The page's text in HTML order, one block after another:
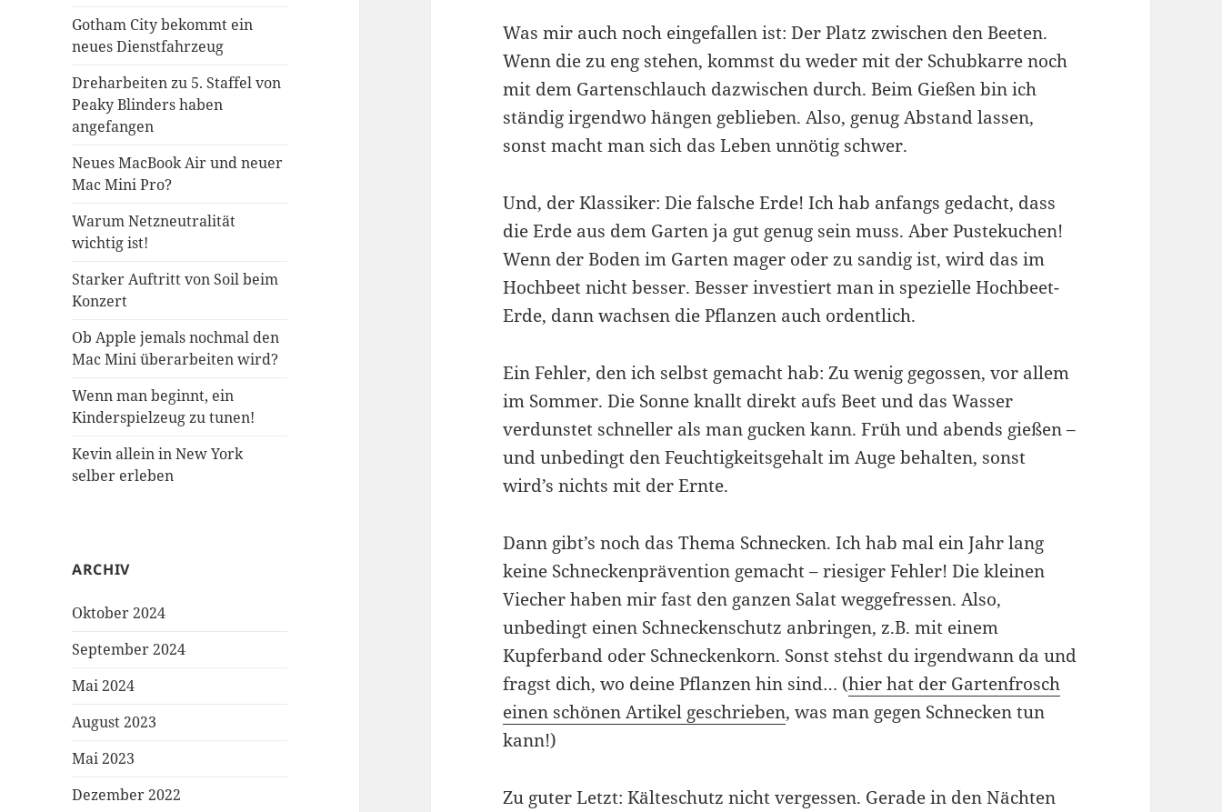
Gotham City bekommt ein
neues Dienstfahrzeug
Dreharbeiten zu 5. Staffel von
Peaky Blinders haben
angefangen
Neues MacBook Air und neuer
Mac Mini Pro?
Warum Netzneutralität
wichtig ist!
Starker Auftritt von Soil beim
Konzert
Ob Apple jemals nochmal den
Mac Mini überarbeiten wird?
Wenn man beginnt, ein
Kinderspielzeug zu tunen!
Kevin allein in New York
selber erleben
ARCHIV
Oktober 2024
September 2024
Mai 2024
August 2023
Mai 2023
Dezember 2022
Was mir auch noch eingefallen ist: Der Platz zwischen den Beeten.
Wenn die zu eng stehen, kommst du weder mit der Schubkarre noch
mit dem Gartenschlauch dazwischen durch. Beim Gießen bin ich
ständig irgendwo hängen geblieben. Also, genug Abstand lassen,
sonst macht man sich das Leben unnötig schwer.
Und, der Klassiker: Die falsche Erde! Ich hab anfangs gedacht, dass
die Erde aus dem Garten ja gut genug sein muss. Aber Pustekuchen!
Wenn der Boden im Garten mager oder zu sandig ist, wird das im
Hochbeet nicht besser. Besser investiert man in spezielle Hochbeet-
Erde, dann wachsen die Pflanzen auch ordentlich.
Ein Fehler, den ich selbst gemacht hab: Zu wenig gegossen, vor allem
im Sommer. Die Sonne knallt direkt aufs Beet und das Wasser
verdunstet schneller als man gucken kann. Früh und abends gießen –
und unbedingt den Feuchtigkeitsgehalt im Auge behalten, sonst
wird’s nichts mit der Ernte.
Dann gibt’s noch das Thema Schnecken. Ich hab mal ein Jahr lang
keine Schneckenprävention gemacht – riesiger Fehler! Die kleinen
Viecher haben mir fast den ganzen Salat weggefressen. Also,
unbedingt einen Schneckenschutz anbringen, z.B. mit einem
Kupferband oder Schneckenkorn. Sonst stehst du irgendwann da und
fragst dich, wo deine Pflanzen hin sind… (hier hat der Gartenfrosch
einen schönen Artikel geschrieben, was man gegen Schnecken tun
kann!)
Zu guter Letzt: Kälteschutz nicht vergessen. Gerade in den Nächten